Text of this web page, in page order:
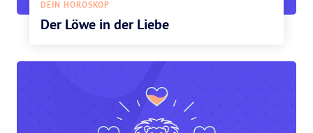
DEIN HOROSKOP
Der Löwe in der Liebe